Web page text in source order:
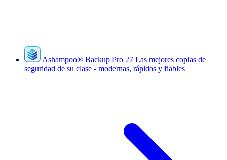
Ashampoo® Backup Pro 27 Las mejores copias de
seguridad de su clase - modernas, rápidas y fiables